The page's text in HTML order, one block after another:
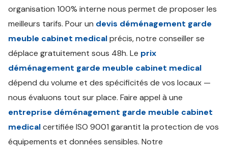
organisation 100% interne nous permet de proposer les
meilleurs tarifs. Pour un devis déménagement garde
meuble cabinet medicalprécis, notre conseiller se
déplace gratuitement sous 48h. Le prix
déménagement garde meuble cabinet medical
dépend du volume et des spécificités de vos locaux —
nous évaluons tout sur place. Faire appel à une
entreprise déménagement garde meuble cabinet
medicalcertifiée ISO 9001 garantit la protection de vos
équipements et données sensibles. Notre